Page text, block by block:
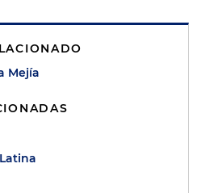
Mejía